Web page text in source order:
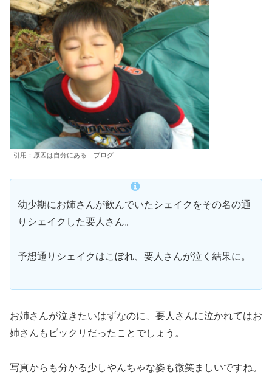
引用：原因は自分にある ブログ
幼少期にお姉さんが飲んでいたシェイクをその名の通
りシェイクした要人さん。
予想通りシェイクはこぼれ、要人さんが泣く結果に。
お姉さんが泣きたいはずなのに、要人さんに泣かれてはお
姉さんもビックリだったことでしょう。
写真からも分かる少しやんちゃな姿も微笑ましいですね。